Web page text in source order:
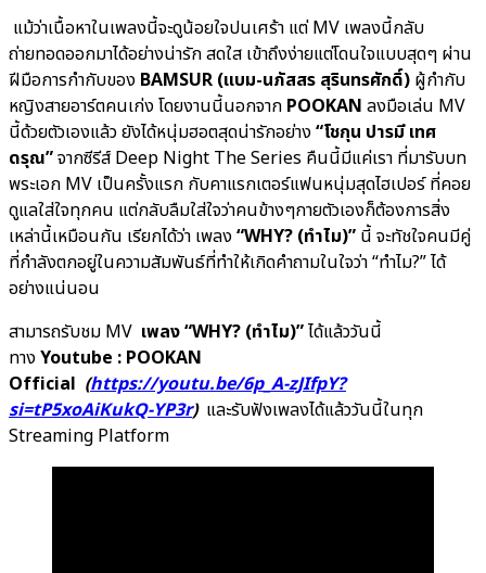
แม้ว่าเนื้อหาในเพลงนี้จะดูน้อยใจปนเศร้า แต่ MV เพลงนี้กลับ
ถ่ายทอดออกมาได้อย่างน่ารัก สดใส เข้าถึงง่ายแต่โดนใจแบบสุดๆ ผ่าน
ฝีมือการกำกับของ BAMSUR (แบม-นภัสสร สุรินทรศักดิ์) ผู้กำกับ
หญิงสายอาร์ตคนเก่ง โดยงานนี้นอกจาก POOKAN ลงมือเล่น MV
นี้ด้วยตัวเองแล้ว ยังได้หนุ่มฮอตสุดน่ารักอย่าง“โชกุน ปารมี เทศ
ดรุณ”จากซีรีส์ Deep Night The Series คืนนี้มีแค่เรา ที่มารับบท
พระเอก MV เป็นครั้งแรก กับคาแรกเตอร์แฟนหนุ่มสุดไฮเปอร์ ที่คอย
ดูแลใส่ใจทุกคน แต่กลับลืมใส่ใจว่าคนข้างๆกายตัวเองก็ต้องการสิ่ง
เหล่านี้เหมือนกัน เรียกได้ว่า เพลง“WHY? (ทำไม)” นี้ จะทัชใจคนมีคู่
ที่กำลังตกอยู่ในความสัมพันธ์ที่ทำให้เกิดคำถามในใจว่า “ทำไม?” ได้
อย่างแน่นอน
สามารถรับชม MV เพลง “WHY? (ทำไม)”ได้แล้ววันนี้
ทางYoutube : POOKAN
Official (https://youtu.be/6p_A-zJIfpY?
si=tP5xoAiKukQ-YP3r) และรับฟังเพลงได้แล้ววันนี้ในทุก
Streaming Platform